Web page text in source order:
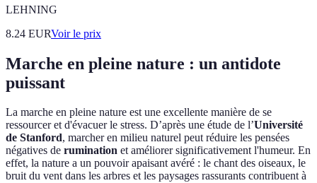
LEHNING
8.24 EURVoir le prix
Marche en pleine nature : un antidote
puissant
La marche en pleine nature est une excellente manière de se
ressourcer et d'évacuer le stress. D’après une étude de l’Université
de Stanford, marcher en milieu naturel peut réduire les pensées
négatives de rumination et améliorer significativement l'humeur. En
effet, la nature a un pouvoir apaisant avéré : le chant des oiseaux, le
bruit du vent dans les arbres et les paysages rassurants contribuent à